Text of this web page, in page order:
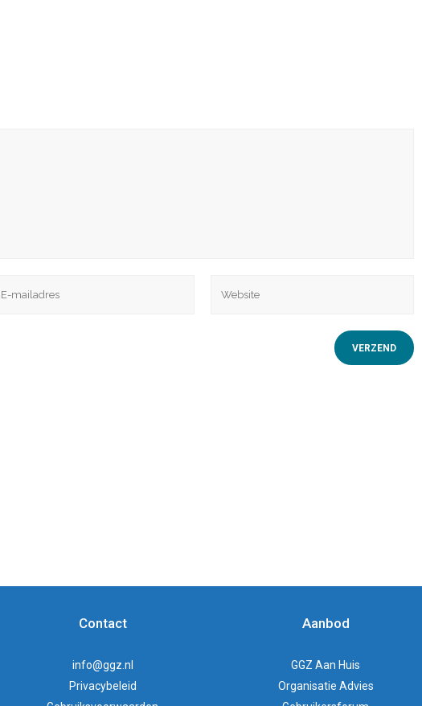
Contact
info@ggz.nl
Privacybeleid
Aanbod
GGZ Aan Huis
Organisatie Advies